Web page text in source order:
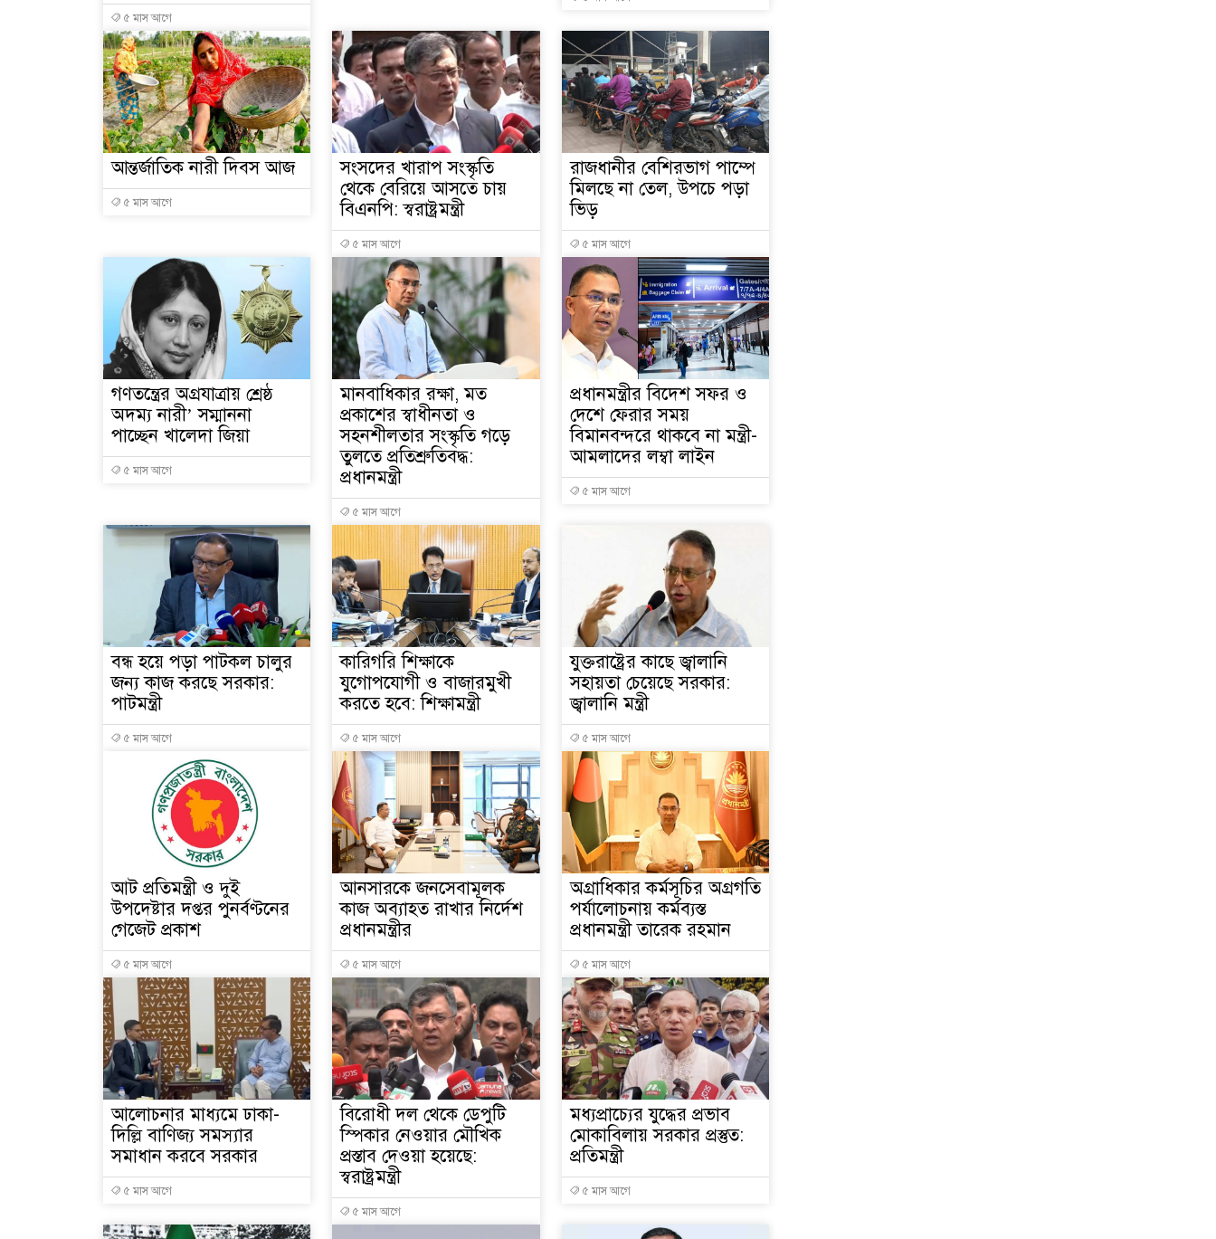
৫ মাস আগে
আন্তর্জাতিক নারী দিবস আজ
৫ মাস আগে
সংসদের খারাপ সংস্কৃতি
থেকে বেরিয়ে আসতে চায়
বিএনপি: স্বরাষ্ট্রমন্ত্রী
৫ মাস আগে
রাজধানীর বেশিরভাগ পাম্পে
মিলছে না তেল, উপচে পড়া
ভিড়
৫ মাস আগে
গণতন্ত্রের অগ্রযাত্রায় শ্রেষ্ঠ
অদম্য নারী’ সম্মাননা
পাচ্ছেন খালেদা জিয়া
৫ মাস আগে
মানবাধিকার রক্ষা, মত
প্রকাশের স্বাধীনতা ও
সহনশীলতার সংস্কৃতি গড়ে
তুলতে প্রতিশ্রুতিবদ্ধ:
প্রধানমন্ত্রী
৫ মাস আগে
প্রধানমন্ত্রীর বিদেশ সফর ও
দেশে ফেরার সময়
বিমানবন্দরে থাকবে না মন্ত্রী-
আমলাদের লম্বা লাইন
৫ মাস আগে
বন্ধ হয়ে পড়া পাটকল চালুর
জন্য কাজ করছে সরকার:
পাটমন্ত্রী
৫ মাস আগে
কারিগরি শিক্ষাকে
যুগোপযোগী ও বাজারমুখী
করতে হবে: শিক্ষামন্ত্রী
৫ মাস আগে
যুক্তরাষ্ট্রের কাছে জ্বালানি
সহায়তা চেয়েছে সরকার:
জ্বালানি মন্ত্রী
৫ মাস আগে
আট প্রতিমন্ত্রী ও দুই
উপদেষ্টার দপ্তর পুনর্বণ্টনের
গেজেট প্রকাশ
৫ মাস আগে
আনসারকে জনসেবামূলক
কাজ অব্যাহত রাখার নির্দেশ
প্রধানমন্ত্রীর
৫ মাস আগে
অগ্রাধিকার কর্মসূচির অগ্রগতি
পর্যালোচনায় কর্মব্যস্ত
প্রধানমন্ত্রী তারেক রহমান
৫ মাস আগে
আলোচনার মাধ্যমে ঢাকা-
দিল্লি বাণিজ্য সমস্যার
সমাধান করবে সরকার
৫ মাস আগে
বিরোধী দল থেকে ডেপুটি
স্পিকার নেওয়ার মৌখিক
প্রস্তাব দেওয়া হয়েছে:
স্বরাষ্ট্রমন্ত্রী
৫ মাস আগে
মধ্যপ্রাচ্যের যুদ্ধের প্রভাব
মোকাবিলায় সরকার প্রস্তুত:
প্রতিমন্ত্রী
৫ মাস আগে